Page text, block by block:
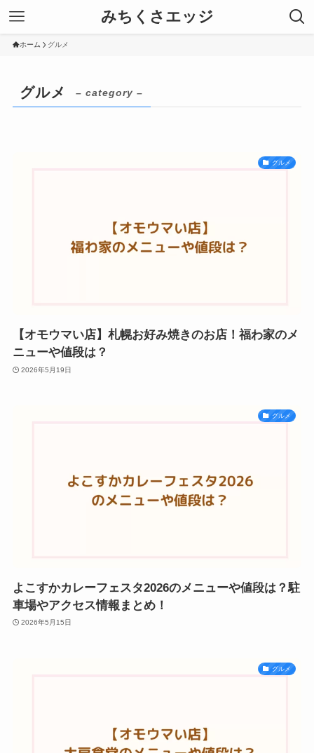
みちくさエッジ
ホーム グルメ
グルメ – category –
グルメ
【オモウマい店】札幌お好み焼きのお店！福わ家のメ
ニューや値段は？
2026年5月19日
グルメ
よこすかカレーフェスタ2026のメニューや値段は？駐
車場やアクセス情報まとめ！
2026年5月15日
グルメ